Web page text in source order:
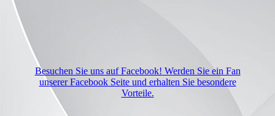
Besuchen Sie uns auf Facebook! Werden Sie ein Fan
unserer Facebook Seite und erhalten Sie besondere
Vorteile.